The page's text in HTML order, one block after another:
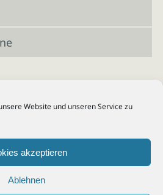
Website und unseren Service zu
akzeptieren
Ablehnen